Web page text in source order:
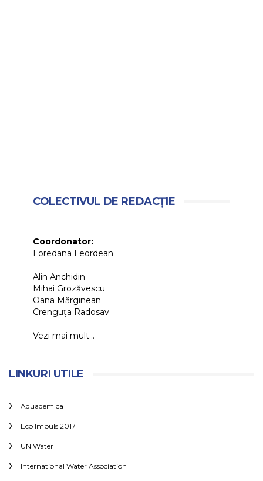
COLECTIVUL DE REDACȚIE
Coordonator:
Loredana Leordean
Alin Anchidin
Mihai Grozăvescu
Oana Mărginean
Crenguța Radosav
Vezi mai mult...
LINKURI UTILE
Aquademica
Eco Impuls 2017
UN Water
International Water Association